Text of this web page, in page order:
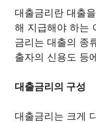
대출금리란 대출
해 지급해야 하는
금리는 대출의 종
출자의 신용도 등
대출금리의 구성
대출금리는 크게